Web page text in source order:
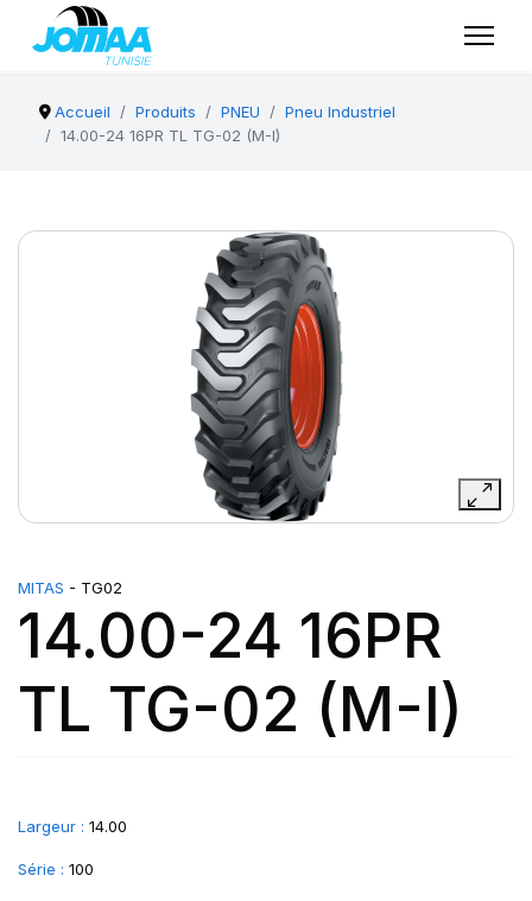
Accueil Produits PNEU
Pneu Industriel
14.00-24 16PR TL TG-02 (M-I)
MITAS - TG02
14.00-24 16PR
TL TG-02 (M-I)
Largeur : 14.00
Série : 100